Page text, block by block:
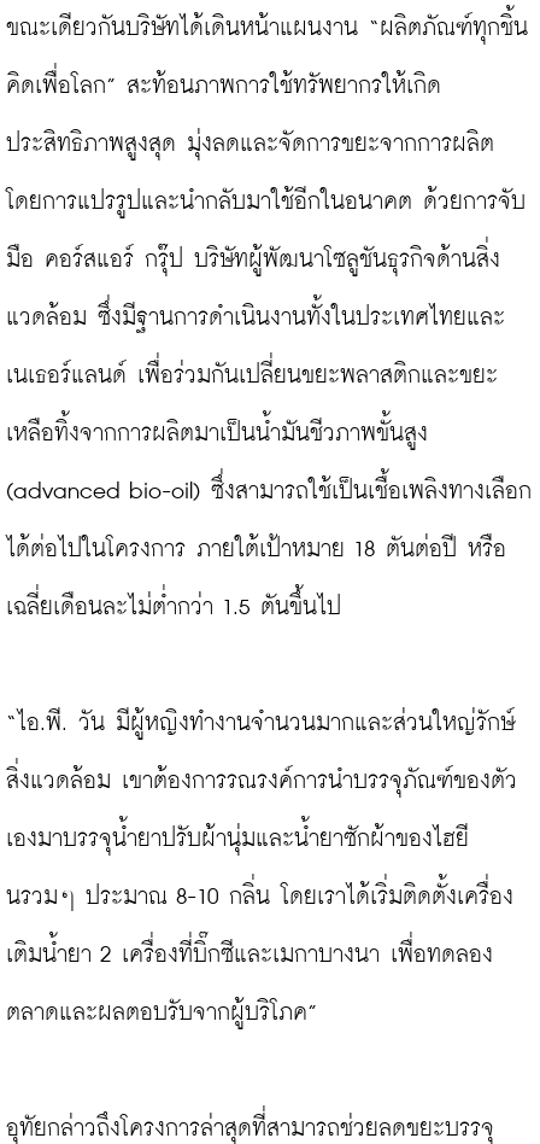
ขณะเดียวกันบริษัทได้เดินหน้าแผนงาน “ผลิตภัณฑ์ทุกชิ้น
คิดเพื่อโลก” สะท้อนภาพการใช้ทรัพยากรให้เกิด
ประสิทธิภาพสูงสุด มุ่งลดและจัดการขยะจากการผลิต
โดยการแปรรูปและนำกลับมาใช้อีกในอนาคต ด้วยการจับ
มือ คอร์สแอร์ กรุ๊ป บริษัทผู้พัฒนาโซลูชันธุรกิจด้านสิ่ง
แวดล้อม ซึ่งมีฐานการดำเนินงานทั้งในประเทศไทยและ
เนเธอร์แลนด์ เพื่อร่วมกันเปลี่ยนขยะพลาสติกและขยะ
เหลือทิ้งจากการผลิตมาเป็นน้ำมันชีวภาพขั้นสูง
(advanced bio-oil) ซึ่งสามารถใช้เป็นเชื้อเพลิงทางเลือก
ได้ต่อไปในโครงการ ภายใต้เป้าหมาย 18 ตันต่อปี หรือ
เฉลี่ยเดือนละไม่ต่ำกว่า 1.5 ตันขึ้นไป
“ไอ.พี. วัน มีผู้หญิงทำงานจำนวนมากและส่วนใหญ่รักษ์
สิ่งแวดล้อม เขาต้องการรณรงค์การนำบรรจุภัณฑ์ของตัว
เองมาบรรจุน้ำยาปรับผ้านุ่มและน้ำยาซักผ้าของไฮยี
นรวมๆ ประมาณ 8-10 กลิ่น โดยเราได้เริ่มติดตั้งเครื่อง
เติมน้ำยา 2 เครื่องที่บิ๊กซีและเมกาบางนา เพื่อทดลอง
ตลาดและผลตอบรับจากผู้บริโภค”
อุทัยกล่าวถึงโครงการล่าสุดที่สามารถช่วยลดขยะบรรจุ